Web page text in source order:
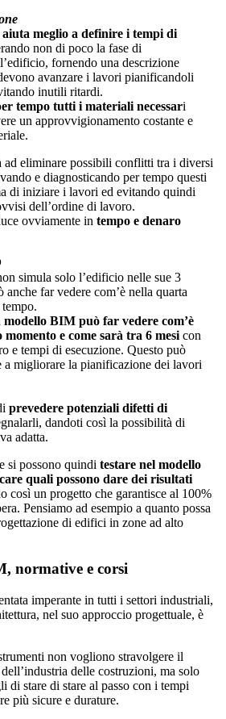
meglio a definire i tempi di
non di poco la fase di
fornendo una descrizione
avanzare i lavori pianificandoli
inutili ritardi.
tempo tutti i materiali necessari
un approvvigionamento costante e
eliminare possibili conflitti tra i diversi
e diagnosticando per tempo questi
di iniziare i lavori ed evitando quindi
dell’ordine di lavoro.
ovviamente in tempo e denaro
simula solo l’edificio nelle sue 3
far vedere com’è nella quarta
modello BIM può far vedere com’è
momento e come sarà tra 6 mesi con
e tempi di esecuzione. Questo può
a migliorare la pianificazione dei lavori
prevedere potenziali difetti di
dandoti così la possibilità di
adatta.
si possono quindi testare nel modello
quali possono dare dei risultati
così un progetto che garantisce al 100%
Pensiamo ad esempio a quanto possa
di edifici in zone ad alto
normative e corsi
imperante in tutti i settori industriali,
nel suo approccio progettuale, è
non vogliono stravolgere il
delle costruzioni, ma solo
di stare di stare al passo con i tempi
più sicure e durature.